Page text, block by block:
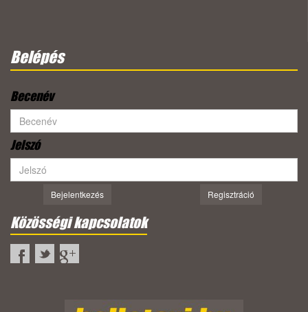
Belépés
Becenév
Jelszó
Bejelentkezés Regisztráció
Közösségi kapcsolatok